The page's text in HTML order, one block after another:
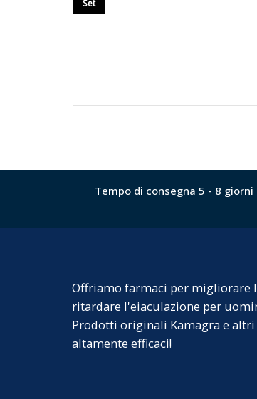
Set
Tempo di consegna 5 - 8 giorni
Offriamo farmaci per migliorare
ritardare l'eiaculazione per
Prodotti originali Kamagra e
altamente efficaci!